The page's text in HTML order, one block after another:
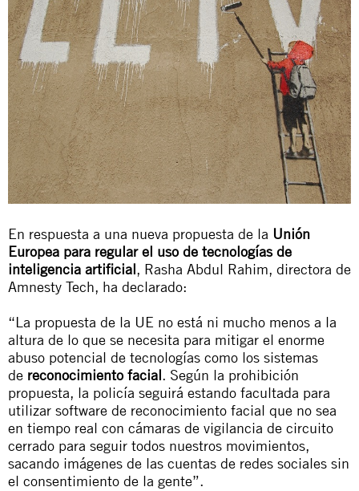
En respuesta a una nueva propuesta de la Unión
Europea para regular el uso de tecnologías de
inteligencia artificial, Rasha Abdul Rahim, directora de
Amnesty Tech, ha declarado:
“La propuesta de la UE no está ni mucho menos a la
altura de lo que se necesita para mitigar el enorme
abuso potencial de tecnologías como los sistemas
de reconocimiento facial. Según la prohibición
propuesta, la policía seguirá estando facultada para
utilizar software de reconocimiento facial que no sea
en tiempo real con cámaras de vigilancia de circuito
cerrado para seguir todos nuestros movimientos,
sacando imágenes de las cuentas de redes sociales sin
el consentimiento de la gente”.